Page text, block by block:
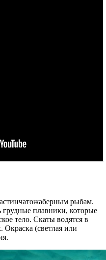
рыбам.
плавники, которые
тело. Скаты водятся в
(светлая или